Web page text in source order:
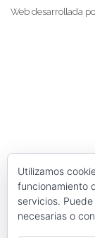
Web desarrollada
Utilizamos
funcionamiento
servicios.
necesarias o